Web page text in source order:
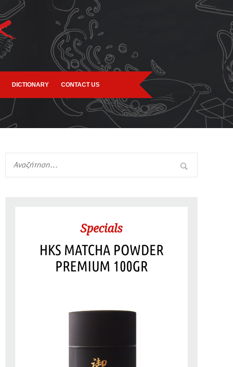
DICTIONARY CONTACT US
Specials
HKS MATCHA POWDER
PREMIUM 100GR